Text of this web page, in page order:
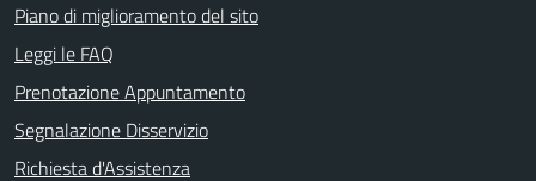
Piano di miglioramento del sito
Leggi le FAQ
Prenotazione Appuntamento
Segnalazione Disservizio
Richiesta d'Assistenza